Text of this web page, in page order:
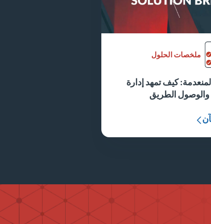
ملخصات الحلول
المنعدمة: كيف تمهد إدارة
والوصول الطريق